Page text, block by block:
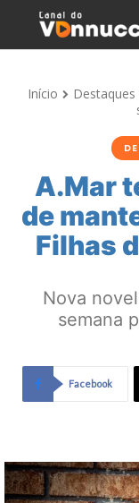
Início Destaques
A.Mar
de
Filhas
Nova
semana
Facebook